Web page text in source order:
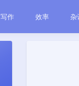
写作 效率 杂